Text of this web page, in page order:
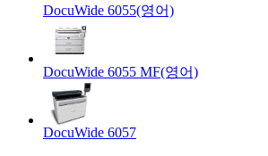
DocuWide 6055(영어)
DocuWide 6055 MF(영어)
DocuWide 6057